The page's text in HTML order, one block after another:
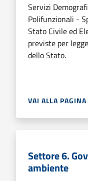
Servizi
Polifunzionali -
Stato Civile ed
previste per
dello Stato.
VAI ALLA PAGINA
Settore 6.
ambiente